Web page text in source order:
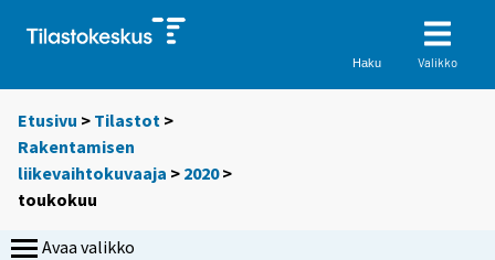
Haku Valikko
Etusivu > Tilastot >
Rakentamisen
liikevaihtokuvaaja > 2020>
toukokuu
Avaa valikko